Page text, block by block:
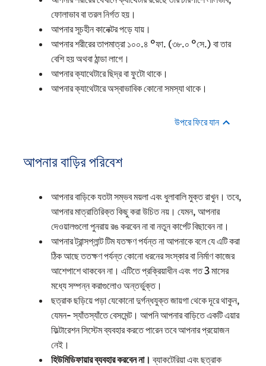
ফোলাভাব বা তরল নির্গত হয়।
আপনার সূচহীন কানেক্টর পড়ে যায়।
আপনার শরীরের তাপমাত্রা ১০০.৪ °ফা. (৩৮.০ °সে.) বা তার
বেশি হয় অথবা ঠান্ডা লাগে।
আপনার ক্যাথেটারে ছিদ্র বা ফুটো থাকে।
আপনার ক্যাথেটারে অস্বাভাবিক কোনো সমস্যা থাকে।
উপরে ফিরে যান
আপনার বাড়ির পরিবেশ
আপনার বাড়িকে যতটা সম্ভব ময়লা এবং ধুলাবালি মুক্ত রাখুন। তবে,
আপনার মাত্রাতিরিক্ত কিছু করা উচিত নয়। যেমন, আপনার
দেওয়ালগুলো পুনরায় রঙ করবেন না বা নতুন কার্পেট বিছাবেন না।
আপনার ট্রান্সপ্লান্ট টিম যতক্ষণ পর্যন্ত না আপনাকে বলে যে এটি করা
ঠিক আছে ততক্ষণ পর্যন্ত কোনো ধরনের সংস্কার বা নির্মাণ কাজের
আশেপাশে থাকবেন না। এটিতে প্রক্রিয়াধীন এবং গত 3 মাসের
মধ্যে সম্পন্ন করাগুলোও অন্তর্ভুক্ত।
ছত্রাক ছড়িয়ে পড়া যেকোনো দুর্গন্ধযুক্ত জায়গা থেকে দূরে থাকুন,
যেমন- স্যাঁতস্যাঁতে বেসমেন্ট। আপনি আপনার বাড়িতে একটি এয়ার
ফিল্টারেশন সিস্টেম ব্যবহার করতে পারেন তবে আপনার প্রয়োজন
নেই।
হিউমিডিফায়ার ব্যবহার করবেন না। ব্যাকটেরিয়া এবং ছত্রাক